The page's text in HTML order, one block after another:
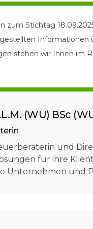
zum Stichtag
stehen wir Ihnen im
(WU) BSc
und
für ihre
Unternehmen und